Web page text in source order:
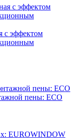
с эффектом
пены: ЕСО